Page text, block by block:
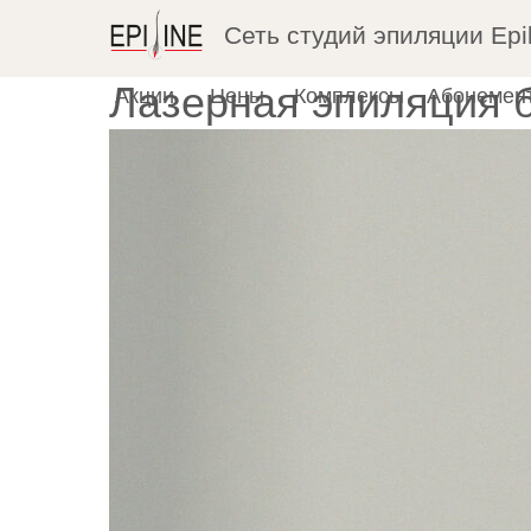
Сеть студий эпиляции
Комплексы
Цены
Акции
Лазерная эпиляция